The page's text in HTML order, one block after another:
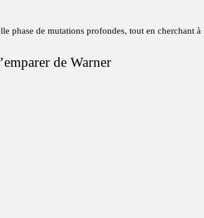
phase de mutations profondes, tout en cherchant
de Warner